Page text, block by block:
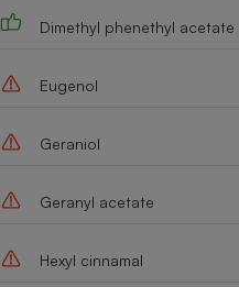
Dimethyl phenethyl acetate
Eugenol
Geraniol
Geranyl acetate
Hexyl cinnamal